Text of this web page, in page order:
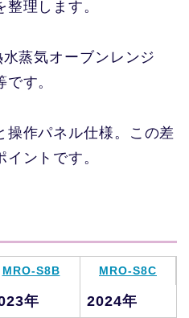
理します。
蒸気オーブンレンジ
す。
操作パネル仕様。この差
ントです。
MRO-S8B MRO-S8C
年 2024年